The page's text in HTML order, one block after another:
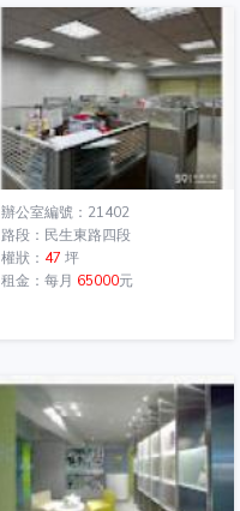
辦公室編號：21402
路段：民生東路四段
權狀： 47 坪
租金：每月 65000元